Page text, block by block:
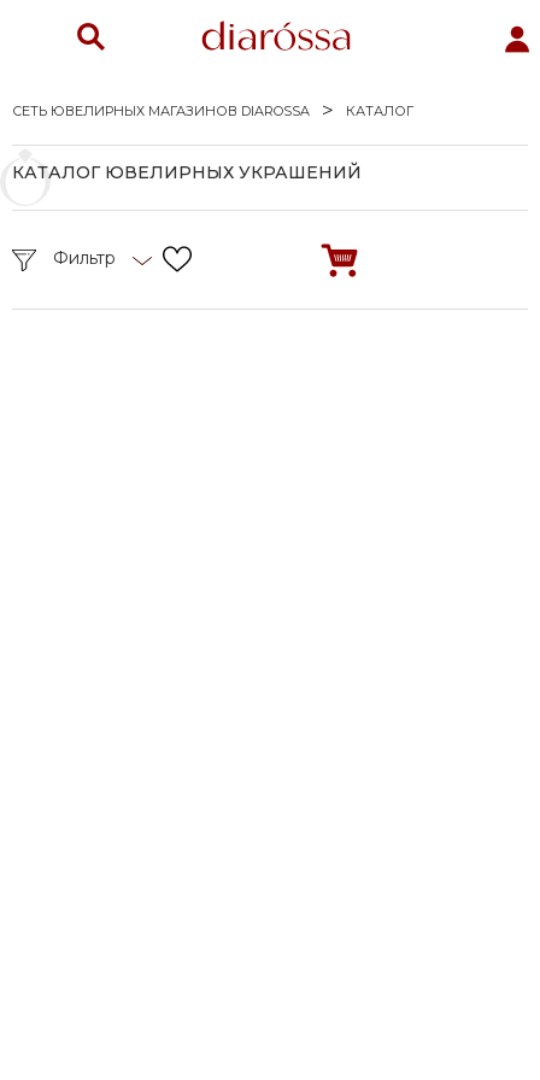
СЕТЬ ЮВЕЛИРНЫХ МАГАЗИНОВ DIAROSSA КАТАЛОГ
КАТАЛОГ ЮВЕЛИРНЫХ УКРАШЕНИЙ
Фильтр